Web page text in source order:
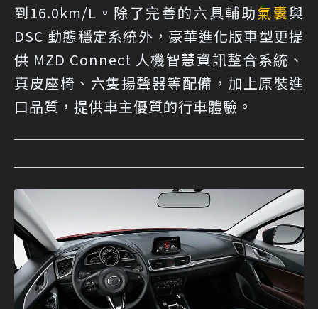
到16.0km/L。除了完善的六具輔助氣囊與
DSC 動態穩定系統外，豪華進化版車型更提
供 MZD Connect 人機智慧資訊整合系統、
真皮座椅、六隻揚聲器等配備，加上原裝進
口品質，提供車主優質的行車體驗。